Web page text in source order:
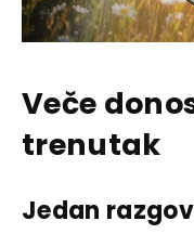
Veče
trenutak
Jedan